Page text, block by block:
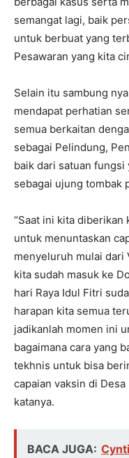
semangat lagi, baik
untuk berbuat yang
Pesawaran yang kita
Selain itu sambung
mendapat perhatian
semua berkaitan
sebagai Pelindung,
baik dari satuan
sebagai ujung tombak
“Saat ini kita diberikan
untuk menuntaskan
menyeluruh mulai dari
kita sudah masuk ke
hari Raya Idul Fitri
harapan kita semua
jadikanlah momen ini
bagaimana cara yang
tekhnis untuk bisa
capaian vaksin di
katanya.
BACA JUGA: